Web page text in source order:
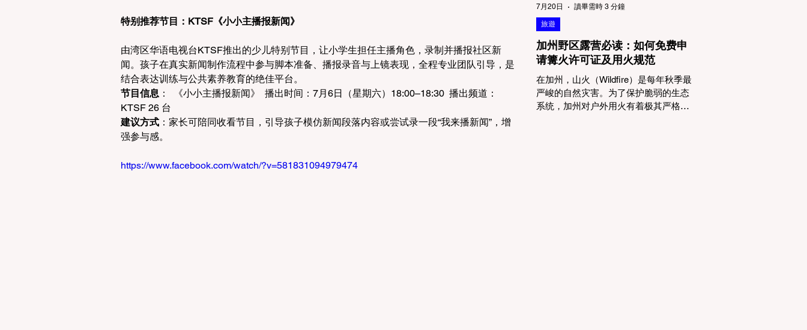
特别推荐节目：KTSF《小小主播报新闻》
由湾区华语电视台KTSF推出的少儿特别节目，让小学生担任主播角色，录制并播报社区新
闻。孩子在真实新闻制作流程中参与脚本准备、播报录音与上镜表现，全程专业团队引导，是
结合表达训练与公共素养教育的绝佳平台。
节目信息 ：  《小小主播报新闻》  播出时间：7月6日（星期六）18:00–18:30  播出频道：
KTSF 26 台
建议方式 ：家长可陪同收看节目，引导孩子模仿新闻段落内容或尝试录一段“我来播新闻”，增
强参与感。
https://www.facebook.com/watch/?v=581831094979474
草甸
加州野区露营必读：如何免费申
请篝火许可证及用火规范
在加州，山火（Wildfire）是每年秋季最
严峻的自然灾害。为了保护脆弱的生态
系统，加州对户外用火有着极其严格的
旅遊
7月20日 讀畢需時 3 分鐘